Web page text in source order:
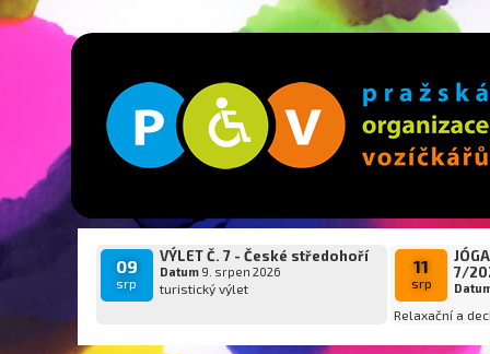
09
srp
VÝLET Č. 7 - České středohoří
Datum9. srpen 2026
turistický výlet
11
srp
7/
Relaxační a